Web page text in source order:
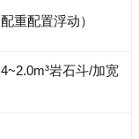
重配置浮动）
岩石斗/加宽